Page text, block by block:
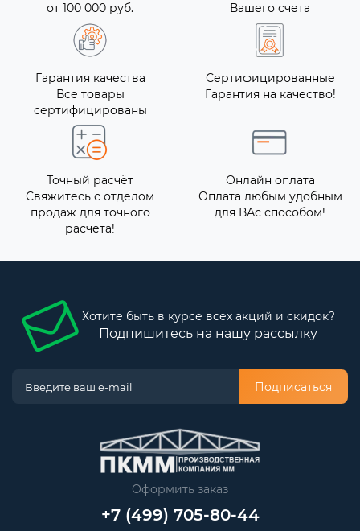
от 100 000 руб.
Вашего счета
Гарантия качества
Все товары
сертифицированы
Сертифицированные
Гарантия на качество!
Точный расчёт
Свяжитесь с отделом
продаж для точного
расчета!
Онлайн оплата
Оплата любым удобным
для ВАс способом!
Хотите быть в курсе всех акций и скидок?
Подпишитесь на нашу рассылку
Подписаться
Оформить заказ
+7 (499) 705-80-44